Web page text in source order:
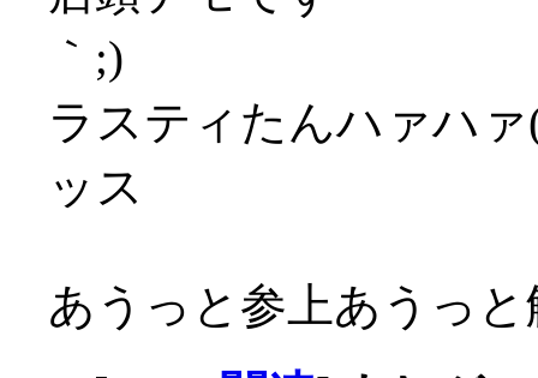
｀;)
ラスティたんハァハ
ッス
あうっと参上あうっ